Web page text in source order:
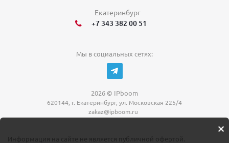
Екатеринбург
+7 343 382 00 51
Мы в социальных сетях:
2026 © IPboom
620144, г. Екатеринбург, ул. Московская 225/4
zakaz@ipboom.ru
Информация на сайте не является публичной офертой.